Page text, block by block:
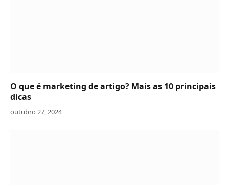
O que é marketing de artigo? Mais as 10 principais
dicas
outubro 27, 2024